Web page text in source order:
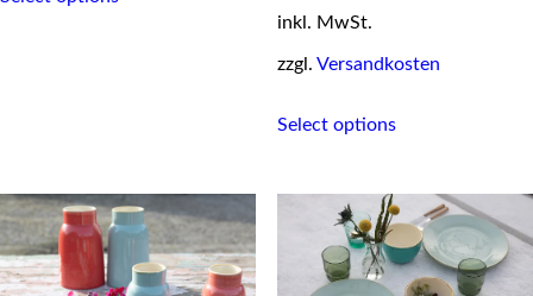
on
the
product
page
inkl. MwSt.
zzgl. Versandkosten
Select optionsproduct
variants.
The
options
may
be